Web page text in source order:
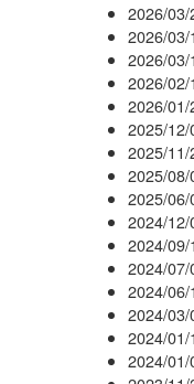
2026/03/
2026/03/
2026/03/
2026/02/
2026/01/
2025/12/
2025/11/
2025/08/
2025/06/
2024/12/
2024/09/
2024/07/
2024/06/
2024/03/
2024/01/
2024/01/